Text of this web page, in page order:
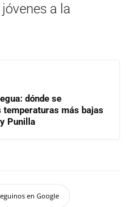
a la
dónde se
más bajas
Punilla
en Google